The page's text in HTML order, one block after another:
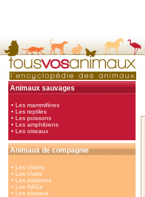
Animaux sauvages
• Les mammifères
• Les reptiles
• Les poissons
• Les amphibiens
• Les oiseaux
Animaux de compagnie
• Les chiens
• Les chats
• Les poissons
• Les NACs
• Les oiseaux